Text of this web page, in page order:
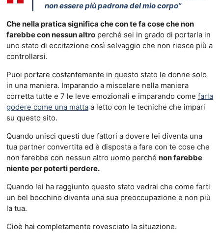
non essere più padrona del mio corpo”
Che nella pratica significa che con te fa cose che non
farebbe con nessun altroperché sei in grado di portarla in
uno stato di eccitazione così selvaggio che non riesce più a
controllarsi.
Puoi portare costantemente in questo stato le donne solo
in una maniera. Imparando a miscelare nella maniera
corretta tutte e 7 le leve emozionali e imparando come farla
godere come una mattaa letto con le tecniche che impari
su questo sito.
Quando unisci questi due fattori a dovere lei diventa una
tua partner convertita ed è disposta a fare con te cose che
non farebbe con nessun altro uomo perché non farebbe
niente per poterti perdere.
Quando lei ha raggiunto questo stato vedrai che come farti
un bel bocchino diventa una sua preoccupazione e non più
la tua.
Cioè hai completamente rovesciato la situazione.